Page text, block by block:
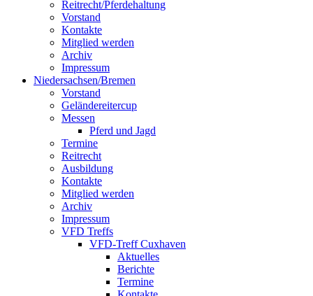
Reitrecht/Pferdehaltung
Vorstand
Kontakte
Mitglied werden
Archiv
Impressum
Niedersachsen/Bremen
Vorstand
Geländereitercup
Messen
Pferd und Jagd
Termine
Reitrecht
Ausbildung
Kontakte
Mitglied werden
Archiv
Impressum
VFD Treffs
VFD-Treff Cuxhaven
Aktuelles
Berichte
Termine